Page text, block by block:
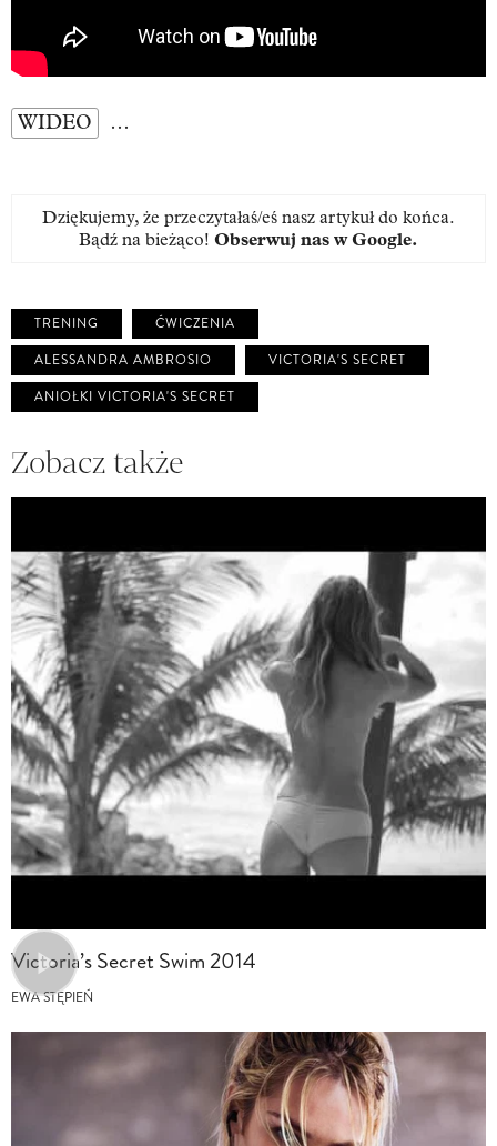
WIDEO …
Dziękujemy, że przeczytałaś/eś nasz artykuł do końca.
Bądź na bieżąco! Obserwuj nas w Google.
TRENING
ĆWICZENIA
ALESSANDRA AMBROSIO
VICTORIA'S SECRET
ANIOŁKI VICTORIA'S SECRET
Zobacz także
Victoria’s Secret Swim 2014
EWA STĘPIEŃ